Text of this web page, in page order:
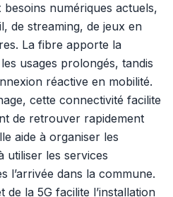
numériques actuels,
de streaming, de jeux en
La fibre apporte la
usages prolongés, tandis
réactive en mobilité.
cette connectivité facilite
de retrouver rapidement
aide à organiser les
utiliser les services
l’arrivée dans la commune.
la 5G facilite l’installation